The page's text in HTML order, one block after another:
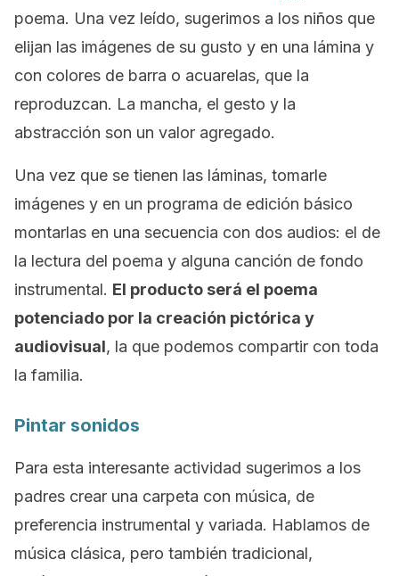
poema. Una vez leído, sugerimos a los niños que
elijan las imágenes de su gusto y en una lámina y
con colores de barra o acuarelas, que la
reproduzcan. La mancha, el gesto y la
abstracción son un valor agregado.
Una vez que se tienen las láminas, tomarle
imágenes y en un programa de edición básico
montarlas en una secuencia con dos audios: el de
la lectura del poema y alguna canción de fondo
instrumental. El producto será el poema
potenciado por la creación pictórica y
audiovisual, la que podemos compartir con toda
la familia.
Pintar sonidos
Para esta interesante actividad sugerimos a los
padres crear una carpeta con música, de
preferencia instrumental y variada. Hablamos de
música clásica, pero también tradicional,